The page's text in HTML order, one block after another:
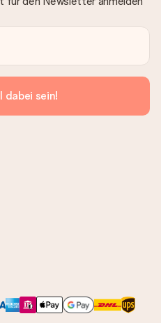
dabei sein!